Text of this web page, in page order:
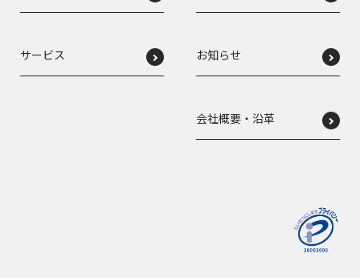
サービス お知らせ
会社概要・沿革